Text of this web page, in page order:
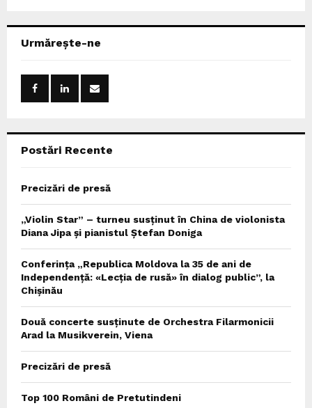
h
Urmărește-ne
Postări Recente
Precizări de presă
„Violin Star” – turneu susținut în China de violonista
Diana Jipa și pianistul Ștefan Doniga
Conferința „Republica Moldova la 35 de ani de
Independență: «Lecția de rusă» în dialog public”, la
Chișinău
Două concerte susținute de Orchestra Filarmonicii
Arad la Musikverein, Viena
Precizări de presă
Top 100 Români de Pretutindeni